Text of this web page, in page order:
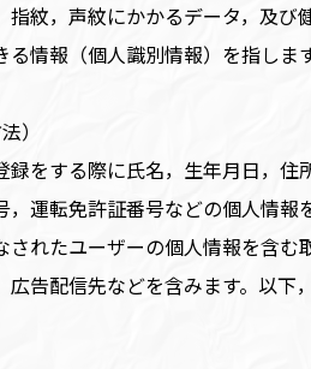
指紋，声紋にかかるデータ，及
情報（個人識別情報）を指します
）
録をする際に氏名，生年月日，
運転免許証番号などの個人情
されたユーザーの個人情報を含
告配信先などを含みます。以下